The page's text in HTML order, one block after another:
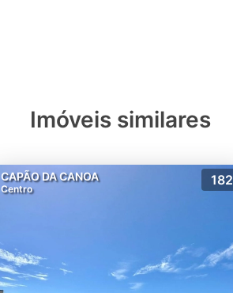
Imóveis similares
CAPÃO DA CANOA
Centro
182